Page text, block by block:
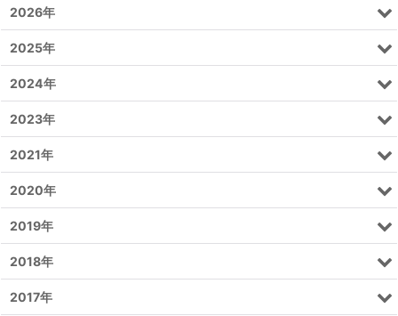
2026年
2025年
2024年
2023年
2021年
2020年
2019年
2018年
2017年